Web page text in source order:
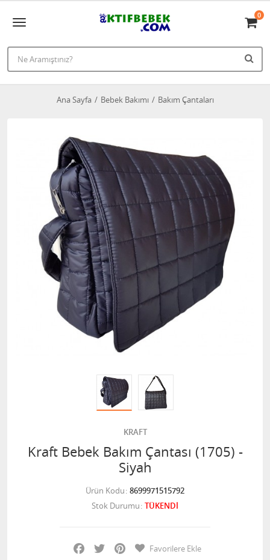
0
Ana Sayfa Bebek Bakımı Bakım Çantaları
KRAFT
Kraft Bebek Bakım Çantası (1705) -
Siyah
Ürün Kodu 8699971515792
Stok Durumu TÜKENDİ
Facebook
Twitter PinterestFavorilere Ekle